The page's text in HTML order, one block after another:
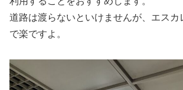
道路は渡らないといけませんが、エスカ
で楽ですよ。